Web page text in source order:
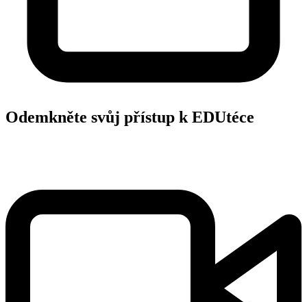
Odemkněte svůj přístup k EDUtéce